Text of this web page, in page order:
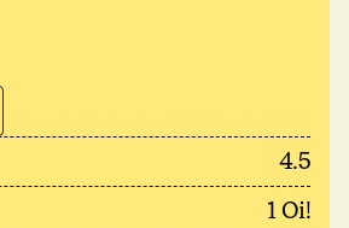
4.5
1 Oi!